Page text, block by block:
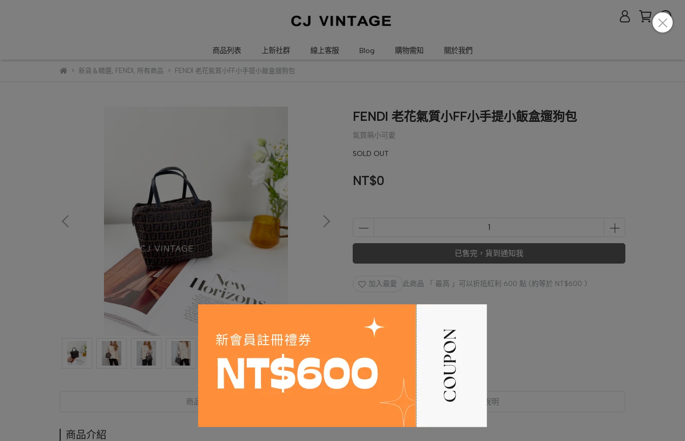
商品列表 上新社群 線上客服 Blog 購物需知 關於我們
新貨＆精選, FENDI , 所有商品 FENDI 老花氣質小FF小手提小飯盒遛狗包
FENDI 老花氣質小FF小手提小飯盒遛狗包
氣質萌小可愛
SOLD OUT
NT$0
已售完，貨到通知我
加入最愛 此商品 「 最高 」可以折抵紅利 600 點 (約等於 NT$600 )
商品介紹 規格說明
商品介紹